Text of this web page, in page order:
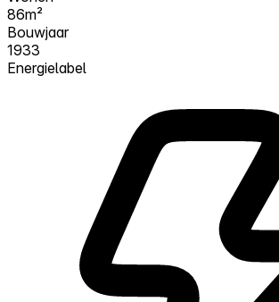
86m²
Bouwjaar
1933
Energielabel